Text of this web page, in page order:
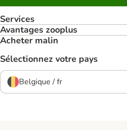
Services
Avantages zooplus
Acheter malin
Sélectionnez votre pays
Belgique / fr